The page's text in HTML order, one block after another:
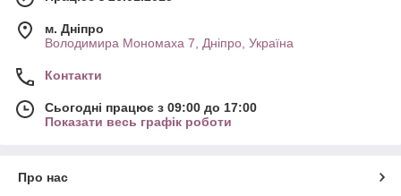
м. Дніпро
Володимира Мономаха 7, Дніпро, Україна
Контакти
Сьогодні працює з 09:00 до 17:00
Показати весь графік роботи
Про нас